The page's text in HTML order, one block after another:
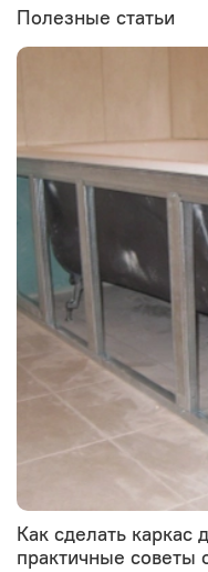
Полезные статьи
Как сделать
практичные советы